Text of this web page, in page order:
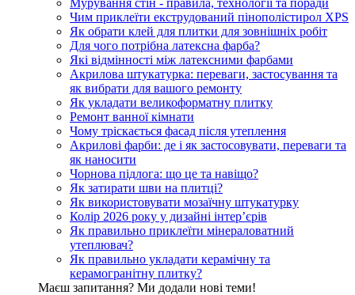
Чим приклеїти екструдований пінополістирол XPS
Як обрати клей для плитки для зовнішніх робіт
Для чого потрібна латексна фарба?
Які відмінності між латексними фарбами
Акрилова штукатурка: переваги, застосування та
як вибрати для вашого ремонту
Як укладати великоформатну плитку
Ремонт ванної кімнати
Чому тріскається фасад після утеплення
Акрилові фарби: де і як застосовувати, переваги та
як наносити
Чорнова підлога: що це та навіщо?
Як затирати шви на плитці?
Як використовувати мозаїчну штукатурку
Колір 2026 року у дизайні інтерʼєрів
Як правильно приклеїти мінераловатний
утеплювач?
Як правильно укладати керамічну та
керамогранітну плитку?
Маєш запитання? Ми додали нові теми!